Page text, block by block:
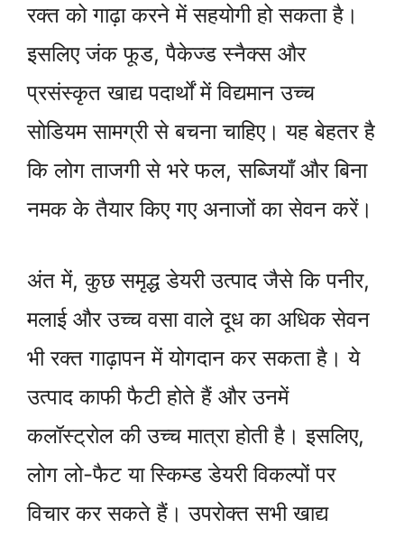
रक्त को गाढ़ा करने में सहयोगी हो सकता है।
इसलिए जंक फूड, पैकेज्ड स्नैक्स और
प्रसंस्कृत खाद्य पदार्थों में विद्यमान उच्च
सोडियम सामग्री से बचना चाहिए। यह बेहतर है
कि लोग ताजगी से भरे फल, सब्जियाँ और बिना
नमक के तैयार किए गए अनाजों का सेवन करें।
अंत में, कुछ समृद्ध डेयरी उत्पाद जैसे कि पनीर,
मलाई और उच्च वसा वाले दूध का अधिक सेवन
भी रक्त गाढ़ापन में योगदान कर सकता है। ये
उत्पाद काफी फैटी होते हैं और उनमें
कलॉस्ट्रोल की उच्च मात्रा होती है। इसलिए,
लोग लो-फैट या स्किम्ड डेयरी विकल्पों पर
विचार कर सकते हैं। उपरोक्त सभी खाद्य